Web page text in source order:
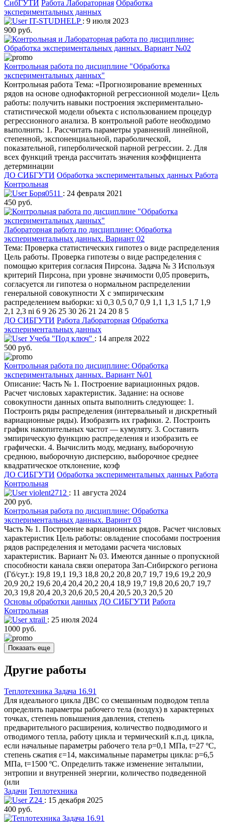
СибГУТИ Работа Лабораторная Обработка
экспериментальных данных
IT-STUDHELP : 9 июля 2023
900 руб.
Контрольная работа по дисциплине "Обработка
экспериментальных данных"
Контрольная работа Тема: «Прогнозирование временных
рядов на основе однофакторной регрессионной модели» Цель
работы: получить навыки построения экспериментально-
статистической модели объекта с использованием процедур
регрессионного анализа. В контрольной работе необходимо
выполнить: 1. Рассчитать параметры уравнений линейной,
степенной, экспоненциальной, параболической,
показательной, гиперболической парной регрессии. 2. Для
всех функций тренда рассчитать значения коэффициента
детерминации
ДО СИБГУТИ Обработка экспериментальных данных Работа
Контрольная
Боря0511 : 24 февраля 2021
450 руб.
Лабораторная работа по дисциплине: Обработка
экспериментальных данных. Вариант 02
Тема: Проверка статистических гипотез о виде распределения
Цель работы. Проверка гипотезы о виде распределения с
помощью критерия согласия Пирсона. Задача № 3 Используя
критерий Пирсона, при уровне значимости 0,05 проверить,
согласуется ли гипотеза о нормальном распределении
генеральной совокупности X с эмпирическим
распределением выборки: xi 0,3 0,5 0,7 0,9 1,1 1,3 1,5 1,7 1,9
2,1 2,3 ni 6 9 26 25 30 26 21 24 20 8 5
ДО СИБГУТИ Работа Лабораторная Обработка
экспериментальных данных
Учеба "Под ключ" : 14 апреля 2022
500 руб.
Контрольная работа по дисциплине: Обработка
экспериментальных данных. Вариант №01
Описание: Часть № 1. Построение вариационных рядов.
Расчет числовых характеристик. Задание: на основе
совокупности данных опыта выполнить следующее: 1.
Построить ряды распределения (интервальный и дискретный
вариационные ряды). Изобразить их графики. 2. Построить
график накопительных частот — кумуляту. 3. Составить
эмпирическую функцию распределения и изобразить ее
графически. 4. Вычислить моду, медиану, выборочную
среднюю, выборочную дисперсию, выборочное среднее
квадратическое отклонение, коэф
ДО СИБГУТИ Обработка экспериментальных данных Работа
Контрольная
violent2712 : 11 августа 2024
200 руб.
Контрольная работа по дисциплине: Обработка
экспериментальных данных. Варинт 03
Часть № 1. Построение вариационных рядов. Расчет числовых
характеристик Цель работы: овладение способами построения
рядов распределения и методами расчета числовых
характеристик. Вариант № 03. Имеются данные о пропускной
способности канала связи оператора Зап-Сибирского региона
(Гб/сут.): 19,8 19,1 19,3 18,8 20,2 20,8 20,7 19,7 19,6 19,2 20,9
20,9 20,2 19,6 20,4 20,4 20,2 20,4 18,9 19,7 19,8 20,6 20,7 19,7
20,3 19,8 20,4 20,3 20,6 20,5 20,4 20,5 20,3 20,5 20
Основы обработки данных ДО СИБГУТИ Работа
Контрольная
xtrail : 25 июля 2024
1000 руб.
Показать еще
Другие работы
Теплотехника Задача 16.91
Для идеального цикла ДВС со смешанным подводом тепла
определить параметры рабочего тела (воздух) в характерных
точках, степень повышения давления, степень
предварительного расширения, количество подводимого и
отводимого тепла, работу цикла и термический к.п.д. цикла,
если начальные параметры рабочего тела р=0,1 МПа, t=27 ºC,
степень сжатия ε=14, максимальные параметры цикла: р=6,5
МПа, t=1500 ºС. Определить также изменение энтальпии,
энтропии и внутренней энергии, количество подведенной
(или
Задачи Теплотехника
Z24 : 15 декабря 2025
400 руб.